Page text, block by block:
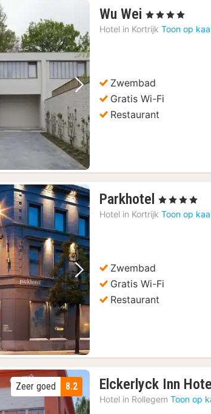
Volgende foto
Wu Wei 1
nacht
, 4 Sterren
Hotel in Kortrijk Toon op
Zwembad
Gratis Wi-Fi
Restaurant
Volgende foto
Parkhotel 1
nacht
, 4 Sterren
Hotel in Kortrijk Toon op
Zwembad
Gratis Wi-Fi
Restaurant
8.2
Zeer goed Elckerlyck Inn
Hotel in Rollegem Toon op